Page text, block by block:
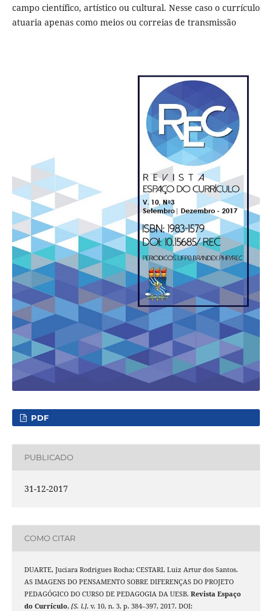
campo científico, artístico ou cultural. Nesse caso o currículo
atuaria apenas como meios ou correias de transmissão
PDF
PUBLICADO
31-12-2017
COMO CITAR
DUARTE, Juciara Rodrigues Rocha; CESTARI, Luiz Artur dos Santos.
AS IMAGENS DO PENSAMENTO SOBRE DIFERENÇAS DO PROJETO
PEDAGÓGICO DO CURSO DE PEDAGOGIA DA UESB. Revista Espaço
do Currículo, [S. l.], v. 10, n. 3, p. 384–397, 2017. DOI: